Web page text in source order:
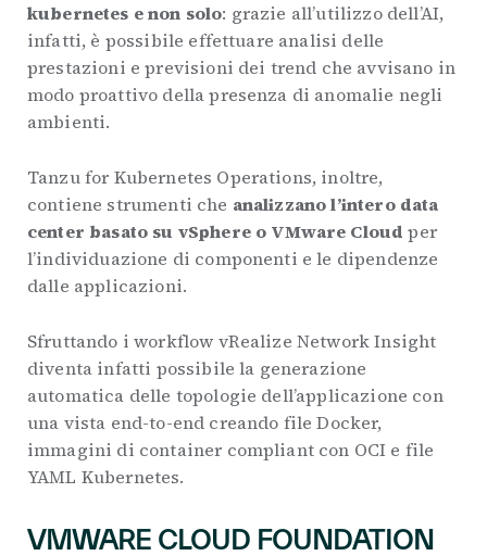
kubernetes e non solo: grazie all’utilizzo dell’AI,
infatti, è possibile effettuare analisi delle
prestazioni e previsioni dei trend che avvisano in
modo proattivo della presenza di anomalie negli
ambienti.
Tanzu for Kubernetes Operations, inoltre,
contiene strumenti che analizzano l’intero data
center basato su vSphere o VMware Cloud per
l’individuazione di componenti e le dipendenze
dalle applicazioni.
Sfruttando i workflow vRealize Network Insight
diventa infatti possibile la generazione
automatica delle topologie dell’applicazione con
una vista end-to-end creando file Docker,
immagini di container compliant con OCI e file
YAML Kubernetes.
VMWARE CLOUD FOUNDATION